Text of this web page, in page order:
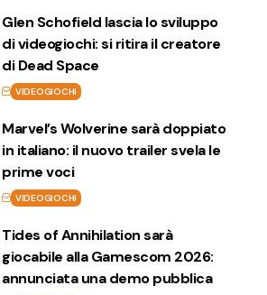
Glen Schofield lascia lo sviluppo
di videogiochi: si ritira il creatore
di Dead Space
VIDEOGIOCHI
Marvel’s Wolverine sarà doppiato
in italiano: il nuovo trailer svela le
prime voci
VIDEOGIOCHI
Tides of Annihilation sarà
giocabile alla Gamescom 2026:
annunciata una demo pubblica